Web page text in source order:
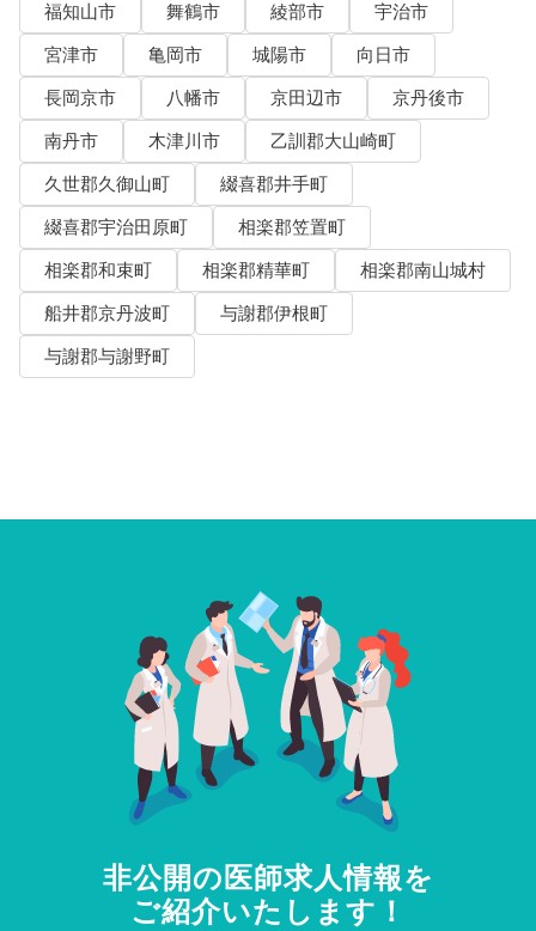
福知山市
舞鶴市 綾部市
宇治市
宮津市
亀岡市 城陽市
向日市
長岡京市
八幡市 京田辺市
京丹後市
南丹市
木津川市
乙訓郡大山崎町
久世郡久御山町
綴喜郡井手町
綴喜郡宇治田原町
相楽郡笠置町
相楽郡和束町
相楽郡精華町
相楽郡南山城村
船井郡京丹波町
与謝郡伊根町
与謝郡与謝野町
非公開の医師求人情報を
ご紹介いたします！